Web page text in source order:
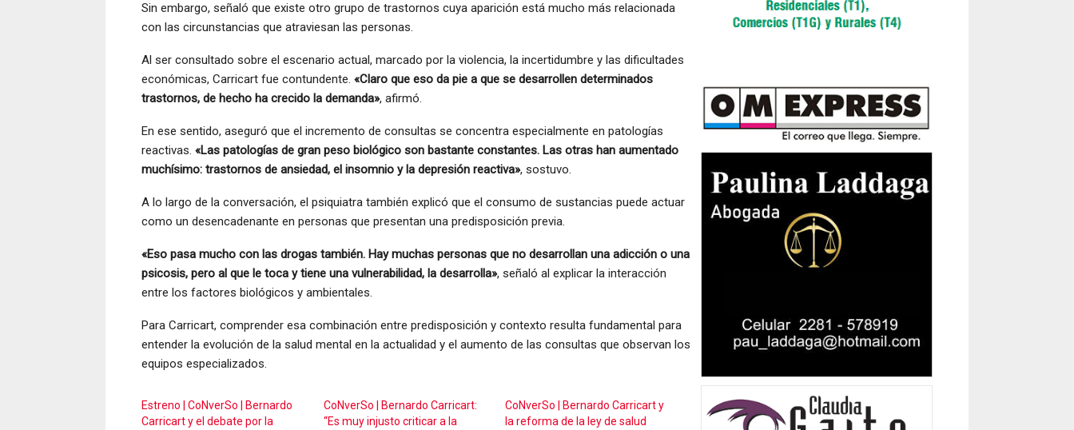
Sin embargo, señaló que existe otro grupo de trastornos cuya aparición está mucho más relacionada
con las circunstancias que atraviesan las personas.
Al ser consultado sobre el escenario actual, marcado por la violencia, la incertidumbre y las dificultades
económicas, Carricart fue contundente. «Claro que eso da pie a que se desarrollen determinados
trastornos, de hecho ha crecido la demanda», afirmó.
En ese sentido, aseguró que el incremento de consultas se concentra especialmente en patologías
reactivas. «Las patologías de gran peso biológico son bastante constantes. Las otras han aumentado
muchísimo: trastornos de ansiedad, el insomnio y la depresión reactiva», sostuvo.
A lo largo de la conversación, el psiquiatra también explicó que el consumo de sustancias puede actuar
como un desencadenante en personas que presentan una predisposición previa.
«Eso pasa mucho con las drogas también. Hay muchas personas que no desarrollan una adicción o una
psicosis, pero al que le toca y tiene una vulnerabilidad, la desarrolla», señaló al explicar la interacción
entre los factores biológicos y ambientales.
Para Carricart, comprender esa combinación entre predisposición y contexto resulta fundamental para
entender la evolución de la salud mental en la actualidad y el aumento de las consultas que observan los
equipos especializados.
Estreno | CoNverSo | Bernardo
Carricart y el debate por la
CoNverSo | Bernardo Carricart:
“Es muy injusto criticar a la
CoNverSo | Bernardo Carricart y
la reforma de la ley de salud